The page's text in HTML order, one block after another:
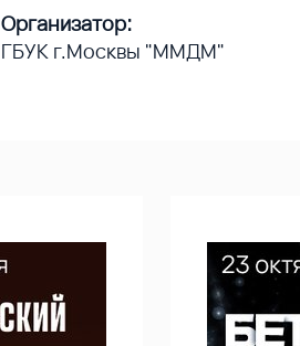
Организатор:
ГБУК г.Москвы "ММДМ"